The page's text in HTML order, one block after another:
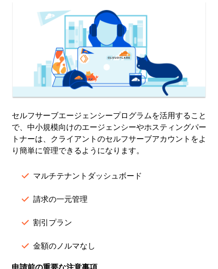
セルフサーブエージェンシープログラムを活用すること
で、中小規模向けのエージェンシーやホスティングパー
トナーは、クライアントのセルフサーブアカウントをよ
り簡単に管理できるようになります。
マルチテナントダッシュボード
請求の一元管理
割引プラン
金額のノルマなし
申請前の重要な注意事項